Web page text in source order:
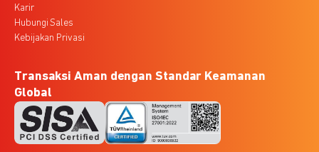
Karir
Hubungi Sales
Kebijakan Privasi
Transaksi Aman dengan Standar Keamanan
Global